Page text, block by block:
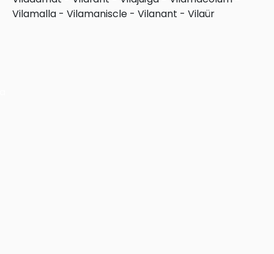
Vilamalla - Vilamaniscle - Vilanant - Vilaür